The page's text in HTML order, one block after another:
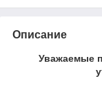
Описание
Уважаемые